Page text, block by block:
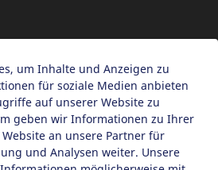
anpassen
und Tourismus-Zentrale
um Inhalte und Anzeigen zu
für soziale Medien anbieten
auf unserer Website zu
geben wir Informationen zu Ihrer
an unsere Partner für
und Analysen weiter. Unsere